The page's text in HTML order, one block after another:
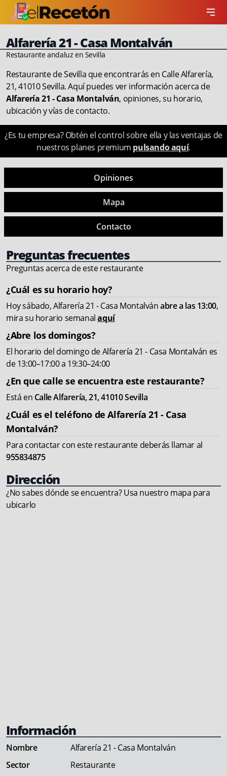
Alfarería 21 - Casa Montalván
Restaurante andaluz en Sevilla
Restaurante de Sevilla que encontrarás en Calle Alfarería,
21, 41010 Sevilla. Aquí puedes ver información acerca de
Alfarería 21 - Casa Montalván, opiniones, su horario,
ubicación y vías de contacto.
¿Es tu empresa? Obtén el control sobre ella y las ventajas de
nuestros planes premium pulsando aquí.
Opiniones
Mapa
Contacto
Preguntas frecuentes
Preguntas acerca de este restaurante
¿Cuál es su horario hoy?
Hoy sábado, Alfarería 21 - Casa Montalvánabre a las 13:00,
mira su horario semanalaquí
¿Abre los domingos?
El horario del domingo de Alfarería 21 - Casa Montalván es
de 13:00–17:00 a 19:30–24:00
¿En que calle se encuentra este restaurante?
Está en Calle Alfarería, 21, 41010 Sevilla
¿Cuál es el teléfono de Alfarería 21 - Casa
Montalván?
Para contactar con este restaurante deberás llamar al
955834875
Dirección
¿No sabes dónde se encuentra? Usa nuestro mapa para
ubicarlo
Información
Nombre
Alfarería 21 - Casa Montalván
Sector
Restaurante